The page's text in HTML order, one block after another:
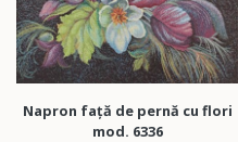
Napron față de pernă cu flori
mod. 6336